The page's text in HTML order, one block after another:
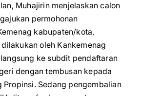
Muhajirin menjelaskan calon
permohonan
kabupaten/kota,
oleh Kankemenag
ke subdit pendaftaran
dengan tembusan kepada
Propinsi. Sedang pengembalian